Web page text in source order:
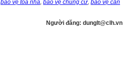
bảo vệ tòa nhà, bảo vệ chung cư, bảo vệ căn
Người đăng: dunglt@clh.vn